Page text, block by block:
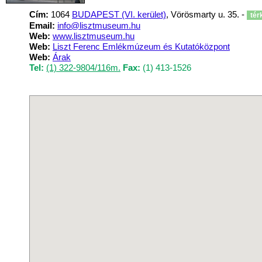
Cím: 1064 BUDAPEST (VI. kerület), Vörösmarty u. 35. -
Email: info@lisztmuseum.hu
Web: www.lisztmuseum.hu
Web: Liszt Ferenc Emlékmúzeum és Kutatóközpont
Web: Árak
Tel: (1) 322-9804/116m. Fax: (1) 413-1526